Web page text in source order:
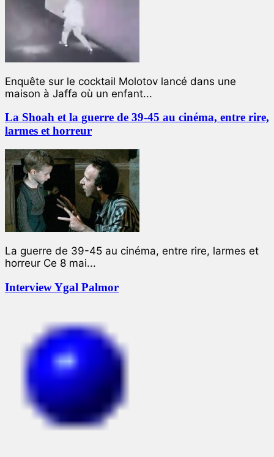
Enquête sur le cocktail Molotov lancé dans une
maison à Jaffa où un enfant...
La Shoah et la guerre de 39-45 au cinéma, entre rire,
larmes et horreur
La guerre de 39-45 au cinéma, entre rire, larmes et
horreur Ce 8 mai...
Interview Ygal Palmor